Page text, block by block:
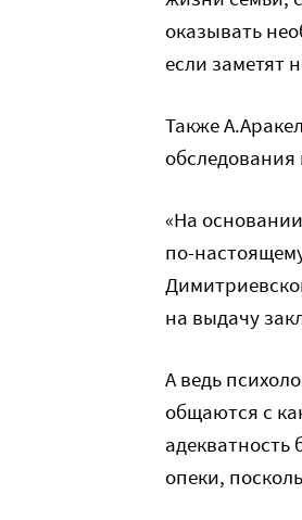
оказывать
если заметят
Также
«На
по-
на выдачу
А ведь
общаются с
адекватность
опеки,